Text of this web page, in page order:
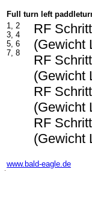
Full turn left
1, 2
3, 4
5, 6
7, 8
RF
(Gewicht
RF
(Gewicht
RF
(Gewicht
RF
(Gewicht
www.bald-eagle.de